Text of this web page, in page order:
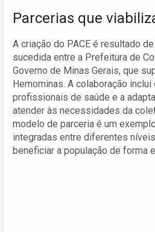
Parcerias que
A criação do PACE é resultado
sucedida entre a Prefeitura de
Governo de Minas Gerais, que
Hemominas. A colaboração
profissionais de saúde e a
atender às necessidades da
modelo de parceria é um
integradas entre diferentes
beneficiar a população de forma